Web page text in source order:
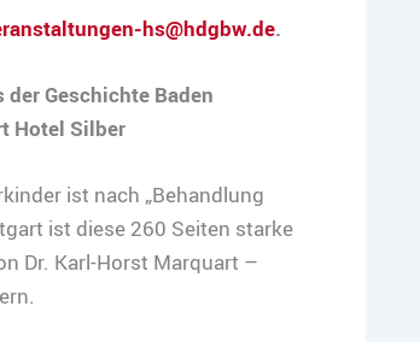
hs@hdgbw.de.
Geschichte Baden
Hotel Silber
ist nach „Behandlung
ist diese 260 Seiten starke
Dr. Karl-Horst Marquart –